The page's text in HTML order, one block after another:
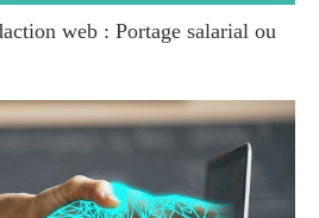
web : Portage salarial ou